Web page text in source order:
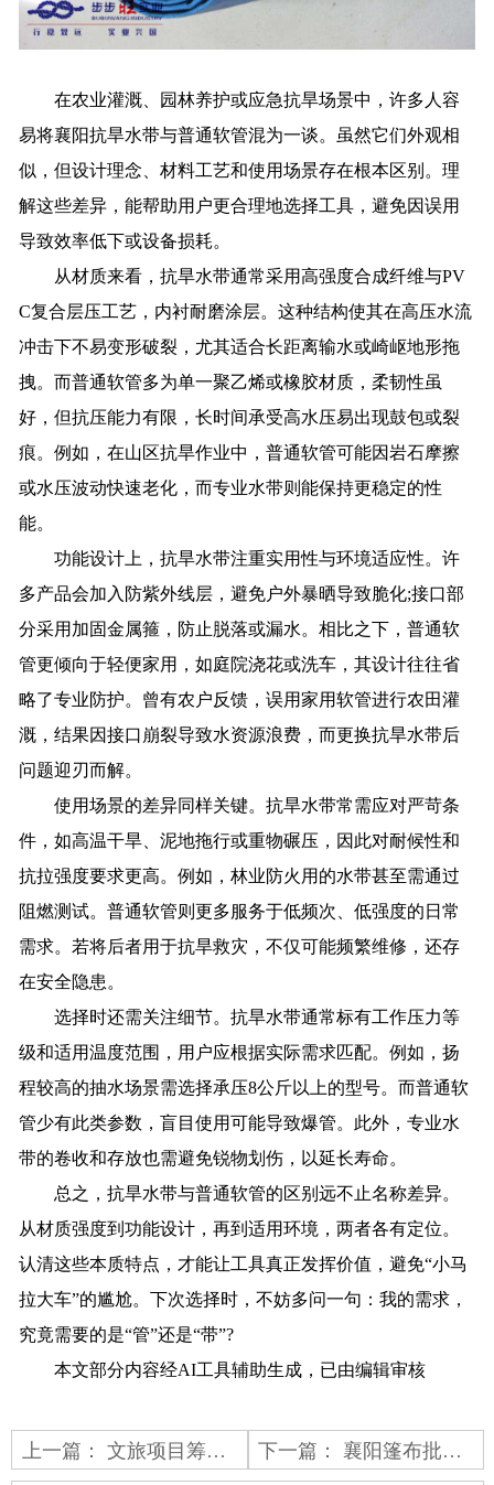
在农业灌溉、园林养护或应急抗旱场景中，许多人容
易将襄阳抗旱水带与普通软管混为一谈。虽然它们外观相
似，但设计理念、材料工艺和使用场景存在根本区别。理
解这些差异，能帮助用户更合理地选择工具，避免因误用
导致效率低下或设备损耗。
从材质来看，抗旱水带通常采用高强度合成纤维与PV
C复合层压工艺，内衬耐磨涂层。这种结构使其在高压水流
冲击下不易变形破裂，尤其适合长距离输水或崎岖地形拖
拽。而普通软管多为单一聚乙烯或橡胶材质，柔韧性虽
好，但抗压能力有限，长时间承受高水压易出现鼓包或裂
痕。例如，在山区抗旱作业中，普通软管可能因岩石摩擦
或水压波动快速老化，而专业水带则能保持更稳定的性
能。
功能设计上，抗旱水带注重实用性与环境适应性。许
多产品会加入防紫外线层，避免户外暴晒导致脆化;接口部
分采用加固金属箍，防止脱落或漏水。相比之下，普通软
管更倾向于轻便家用，如庭院浇花或洗车，其设计往往省
略了专业防护。曾有农户反馈，误用家用软管进行农田灌
溉，结果因接口崩裂导致水资源浪费，而更换抗旱水带后
问题迎刃而解。
使用场景的差异同样关键。抗旱水带常需应对严苛条
件，如高温干旱、泥地拖行或重物碾压，因此对耐候性和
抗拉强度要求更高。例如，林业防火用的水带甚至需通过
阻燃测试。普通软管则更多服务于低频次、低强度的日常
需求。若将后者用于抗旱救灾，不仅可能频繁维修，还存
在安全隐患。
选择时还需关注细节。抗旱水带通常标有工作压力等
级和适用温度范围，用户应根据实际需求匹配。例如，扬
程较高的抽水场景需选择承压8公斤以上的型号。而普通软
管少有此类参数，盲目使用可能导致爆管。此外，专业水
带的卷收和存放也需避免锐物划伤，以延长寿命。
总之，抗旱水带与普通软管的区别远不止名称差异。
从材质强度到功能设计，再到适用环境，两者各有定位。
认清这些本质特点，才能让工具真正发挥价值，避免“小马
拉大车”的尴尬。下次选择时，不妨多问一句：我的需求，
究竟需要的是“管”还是“带”?
本文部分内容经AI工具辅助生成，已由编辑审核
上一篇： 文旅项目筹备旺季，帐篷批发选型与搭配建议 下一篇： 襄阳篷布批发科普，定制异形尺寸篷布的前期测量核心要点